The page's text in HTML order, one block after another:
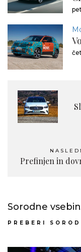
Prefinjen in
Sorodne
PREBERI